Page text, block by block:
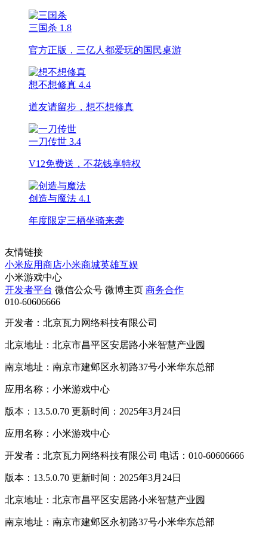
三国杀 1.8
官方正版，三亿人都爱玩的国民桌游
想不想修真 4.4
道友请留步，想不想修真
一刀传世 3.4
V12免费送，不花钱享特权
创造与魔法 4.1
年度限定三栖坐骑来袭
友情链接
小米应用商店小米商城英雄互娱
小米游戏中心
开发者平台 微信公众号 微博主页 商务合作
010-60606666
开发者：北京瓦力网络科技有限公司
北京地址：北京市昌平区安居路小米智慧产业园
南京地址：南京市建邺区永初路37号小米华东总部
应用名称：小米游戏中心
版本：13.5.0.70 更新时间：2025年3月24日
应用名称：小米游戏中心
开发者：北京瓦力网络科技有限公司 电话：010-60606666
版本：13.5.0.70 更新时间：2025年3月24日
北京地址：北京市昌平区安居路小米智慧产业园
南京地址：南京市建邺区永初路37号小米华东总部